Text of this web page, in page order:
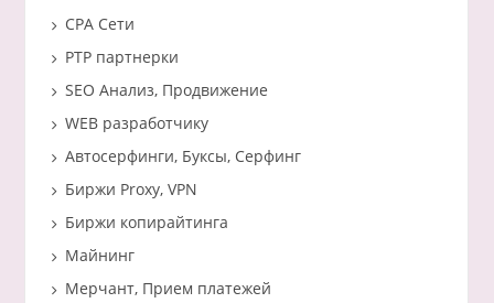
CPA Сети
PTP партнерки
SEO Анализ, Продвижение
WEB разработчику
Автосерфинги, Буксы, Серфинг
Биржи Proxy, VPN
Биржи копирайтинга
Майнинг
Мерчант, Прием платежей